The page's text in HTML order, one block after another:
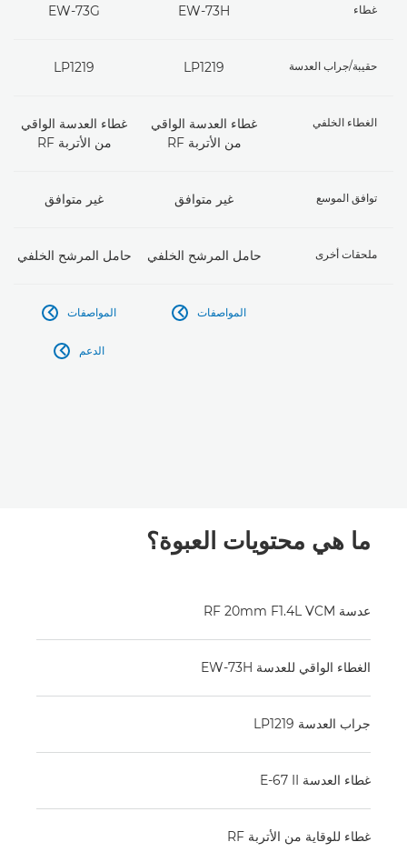
غطاء EW-73H
EW-73G
حقيبة/جراب العدسة LP1219
LP1219
الغطاء الخلفي
غطاء العدسة الواقي
من الأتربة RF
غطاء العدسة الواقي
من الأتربة RF
توافق الموسع غير متوافق غير متوافق
ملحقات أخرى حامل المرشح الخلفي حامل المرشح الخلفي
المواصفات  المواصفات 
الدعم 
ما هي محتويات العبوة؟
عدسة RF 20mm F1.4L VCM
الغطاء الواقي للعدسة EW-73H
جراب العدسة LP1219
غطاء العدسة E-67 II
غطاء للوقاية من الأتربة RF